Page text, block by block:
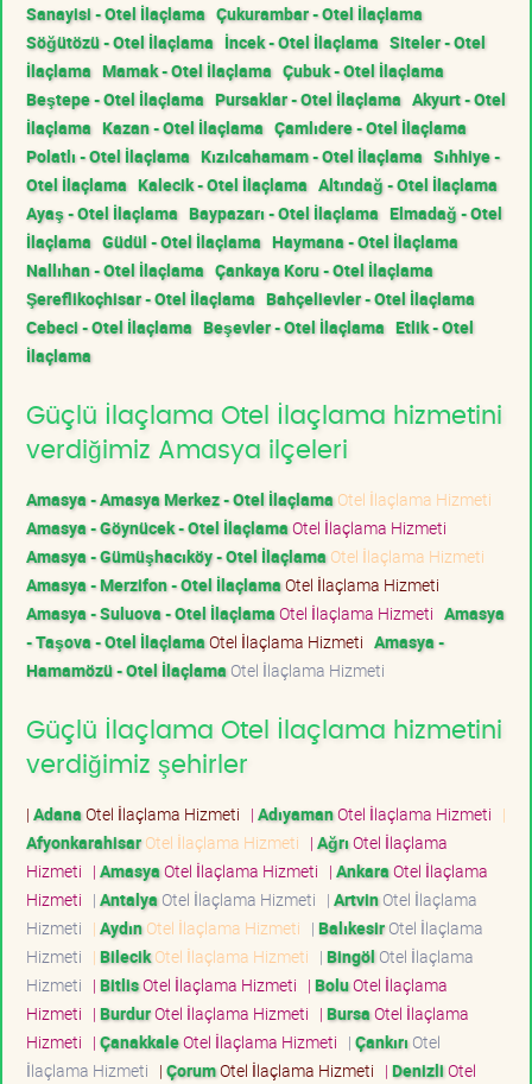
Sanayisi - Otel İlaçlama Çukurambar - Otel İlaçlama
Söğütözü - Otel İlaçlama İncek - Otel İlaçlama Siteler - Otel
İlaçlama Mamak - Otel İlaçlama Çubuk - Otel İlaçlama
Beştepe - Otel İlaçlama Pursaklar - Otel İlaçlama Akyurt - Otel
İlaçlama Kazan - Otel İlaçlama Çamlıdere - Otel İlaçlama
Polatlı - Otel İlaçlama Kızılcahamam - Otel İlaçlama Sıhhiye -
Otel İlaçlama Kalecik - Otel İlaçlama Altındağ - Otel İlaçlama
Ayaş - Otel İlaçlama Baypazarı - Otel İlaçlama Elmadağ - Otel
İlaçlama Güdül - Otel İlaçlama Haymana - Otel İlaçlama
Nallıhan - Otel İlaçlama Çankaya Koru - Otel İlaçlama
Şereflikoçhisar - Otel İlaçlama Bahçelievler - Otel İlaçlama
Cebeci - Otel İlaçlama Beşevler - Otel İlaçlama Etlik - Otel
İlaçlama
Güçlü İlaçlama Otel İlaçlama hizmetini
verdiğimiz Amasya ilçeleri
Amasya - Amasya Merkez - Otel İlaçlama Otel İlaçlama Hizmeti
Amasya - Göynücek - Otel İlaçlamaOtel İlaçlama Hizmeti
Amasya - Gümüşhacıköy - Otel İlaçlama Otel İlaçlama Hizmeti
Amasya - Merzifon - Otel İlaçlamaOtel İlaçlama Hizmeti
Amasya - Suluova - Otel İlaçlamaOtel İlaçlama Hizmeti Amasya
- Taşova - Otel İlaçlamaOtel İlaçlama Hizmeti Amasya -
Hamamözü - Otel İlaçlama Otel İlaçlama Hizmeti
Güçlü İlaçlama Otel İlaçlama hizmetini
verdiğimiz şehirler
| AdanaOtel İlaçlama Hizmeti | AdıyamanOtel İlaçlama Hizmeti |
AfyonkarahisarOtel İlaçlama Hizmeti | AğrıOtel İlaçlama
Hizmeti | AmasyaOtel İlaçlama Hizmeti | AnkaraOtel İlaçlama
Hizmeti | Antalya Otel İlaçlama Hizmeti | ArtvinOtel İlaçlama
Hizmeti | AydınOtel İlaçlama Hizmeti | BalıkesirOtel İlaçlama
Hizmeti | BilecikOtel İlaçlama Hizmeti | Bingöl Otel İlaçlama
Hizmeti | BitlisOtel İlaçlama Hizmeti | BoluOtel İlaçlama
Hizmeti | BurdurOtel İlaçlama Hizmeti | BursaOtel İlaçlama
Hizmeti | ÇanakkaleOtel İlaçlama Hizmeti | Çankırı Otel
İlaçlama Hizmeti | ÇorumOtel İlaçlama Hizmeti | DenizliOtel